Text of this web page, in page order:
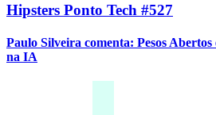
Hipsters Ponto Tech #527
Paulo Silveira comenta: Pesos
na IA